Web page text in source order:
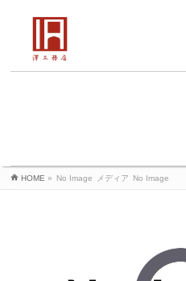
HOME » No Image メディア No Image